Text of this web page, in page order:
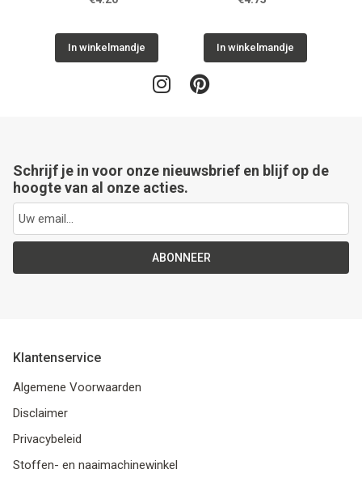
In winkelmandje In winkelmandje
Schrijf je in voor onze nieuwsbrief en blijf op de
hoogte van al onze acties.
ABONNEER
Klantenservice
Algemene Voorwaarden
Disclaimer
Privacybeleid
Stoffen- en naaimachinewinkel